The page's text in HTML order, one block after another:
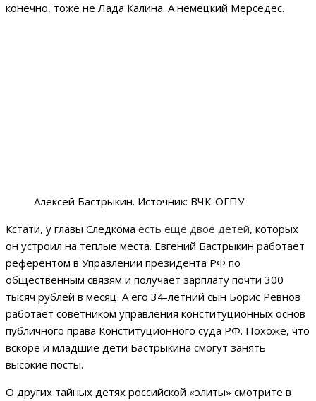
конечно, тоже не Лада Калина. А немецкий Мерседес.
Алексей Бастрыкин. Источник: ВЧК-ОГПУ
Кстати, у главы Следкома есть еще двое детей, которых
он устроил на теплые места. Евгений Бастрыкин работает
референтом в Управлении президента РФ по
общественным связям и получает зарплату почти 300
тысяч рублей в месяц. А его 34-летний сын Борис Ревнов
работает советником управления конституционных основ
публичного права Конституционного суда РФ. Похоже, что
вскоре и младшие дети Бастрыкина смогут занять
высокие посты.
О других тайных детях российской «элиты» смотрите в